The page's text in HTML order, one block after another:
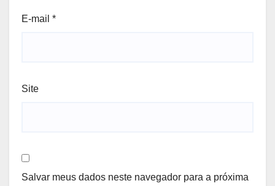
E-mail *
Site
Salvar meus dados neste navegador para a próxima